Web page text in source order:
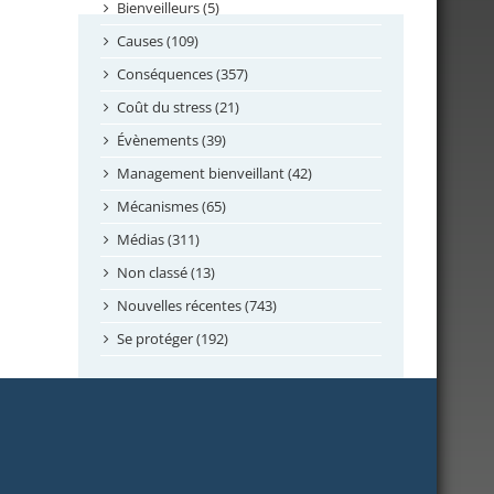
septembre 2024
août 2024
juillet 2024
juin 2024
mai 2024
avril 2024
février 2024
janvier 2024
novembre 2023
octobre 2023
septembre 2023
Bienveilleurs (5)
Causes (109)
Conséquences (357)
Coût du stress (21)
Évènements (39)
Management bienveillant (42)
Mécanismes (65)
Médias (311)
Non classé (13)
Nouvelles récentes (743)
Se protéger (192)